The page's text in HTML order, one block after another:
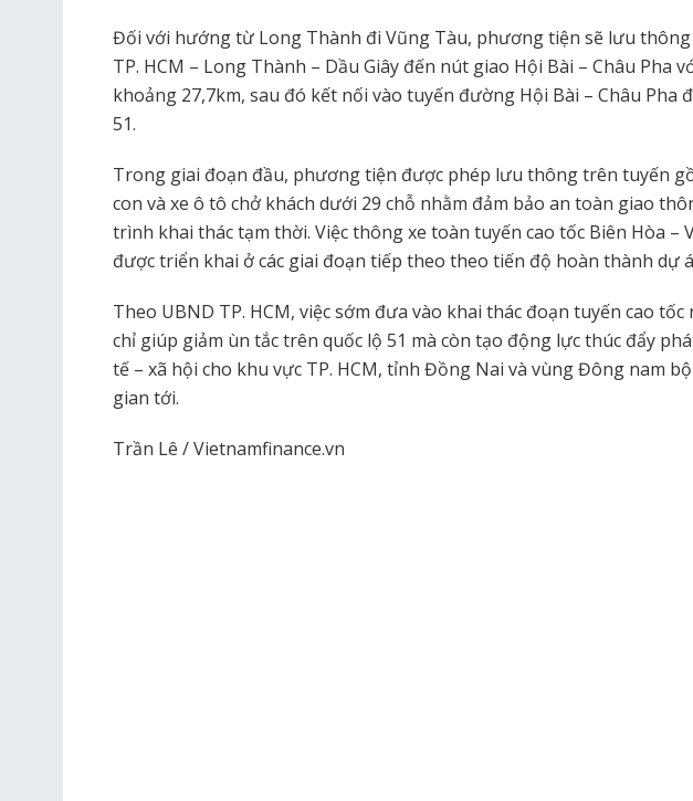
Đối với hướng từ Long Thành đi Vũng Tàu, phương tiện sẽ lưu
TP. HCM – Long Thành – Dầu Giây đến nút giao Hội Bài – Châu Pha
khoảng 27,7km, sau đó kết nối vào tuyến đường Hội Bài – Châu Pha
51.
Trong giai đoạn đầu, phương tiện được phép lưu thông trên tuyến
con và xe ô tô chở khách dưới 29 chỗ nhằm đảm bảo an toàn giao
trình khai thác tạm thời. Việc thông xe toàn tuyến cao tốc Biên Hòa –
được triển khai ở các giai đoạn tiếp theo theo tiến độ hoàn thành dự
Theo UBND TP. HCM, việc sớm đưa vào khai thác đoạn tuyến cao tốc
chỉ giúp giảm ùn tắc trên quốc lộ 51 mà còn tạo động lực thúc đẩy
tế – xã hội cho khu vực TP. HCM, tỉnh Đồng Nai và vùng Đông nam
gian tới.
Trần Lê / Vietnamfinance.vn